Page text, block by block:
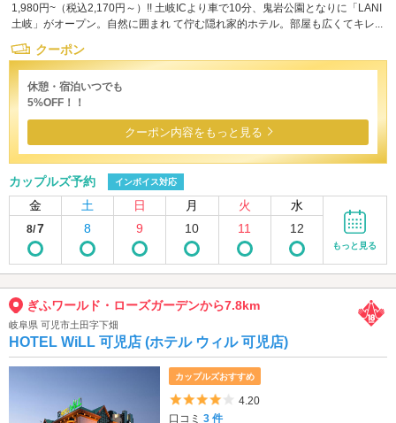
1,980円~（税込2,170円～）!! 土岐ICより車で10分、鬼岩公園となりに「LANI
土岐」がオープン。自然に囲まれ て佇む隠れ家的ホテル。部屋も広くてキレ...
クーポン
休憩・宿泊いつでも
5%OFF！！
クーポン内容をもっと見る
カップルズ予約 インボイス対応
金 土 日 月 火 水
8/7 8 9 10 11 12
もっと見る
ぎふワールド・ローズガーデンから7.8km
岐阜県 可児市土田字下畑
HOTEL WiLL 可児店 (ホテル ウィル 可児店)
カップルズおすすめ
5つ星のうち4
4.20
口コミ3 件